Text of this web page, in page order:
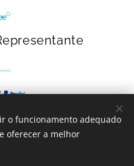
Cookies
o funcionamento adequado
oferecer a melhor